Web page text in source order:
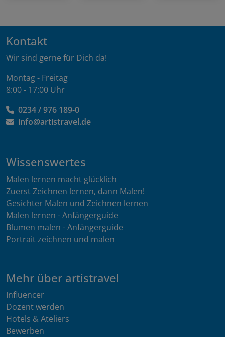
Kontakt
Wir sind gerne für Dich da!
Montag - Freitag
8:00 - 17:00 Uhr
0234 / 976 189-0
info@artistravel.de
Wissenswertes
Malen lernen macht glücklich
Zuerst Zeichnen lernen, dann Malen!
Gesichter Malen und Zeichnen lernen
Malen lernen - Anfängerguide
Blumen malen - Anfängerguide
Portrait zeichnen und malen
Mehr über artistravel
Influencer
Dozent werden
Hotels & Ateliers
Bewerben